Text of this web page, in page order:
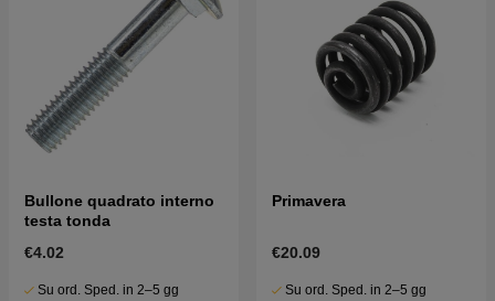
Bullone quadrato interno
testa tonda
€4.02
Su ord. Sped. in 2–5 gg
Primavera
€20.09
Su ord. Sped. in 2–5 gg